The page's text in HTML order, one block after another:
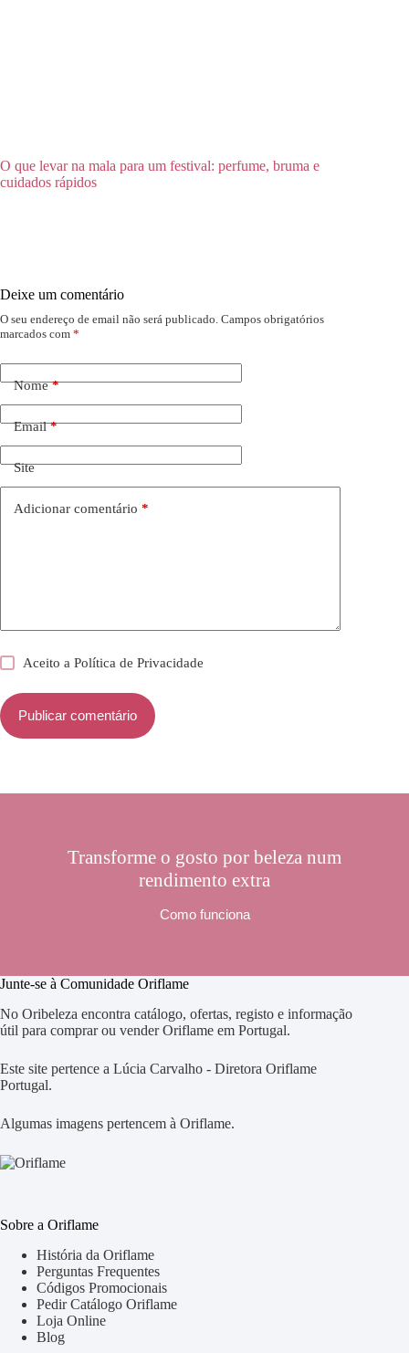
O que levar na mala para um festival: perfume, bruma e
cuidados rápidos
Deixe um comentário
O seu endereço de email não será publicado. Campos obrigatórios
marcados com *
Nome*
Email*
Site
Adicionar comentário *
Aceito aPolítica de Privacidade
Publicar comentário
Transforme o gosto por beleza num
rendimento extra
Como funciona
Junte-se à Comunidade Oriflame
No Oribeleza encontra catálogo, ofertas, registo e informação
útil para comprar ou vender Oriflame em Portugal.
Este site pertence a Lúcia Carvalho - Diretora Oriflame
Portugal.
Algumas imagens pertencem à Oriflame.
Sobre a Oriflame
História da Oriflame
Perguntas Frequentes
Códigos Promocionais
Pedir Catálogo Oriflame
Loja Online
Blog